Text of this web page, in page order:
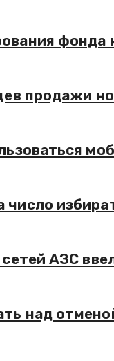
фонда
продажи
АЗС
над